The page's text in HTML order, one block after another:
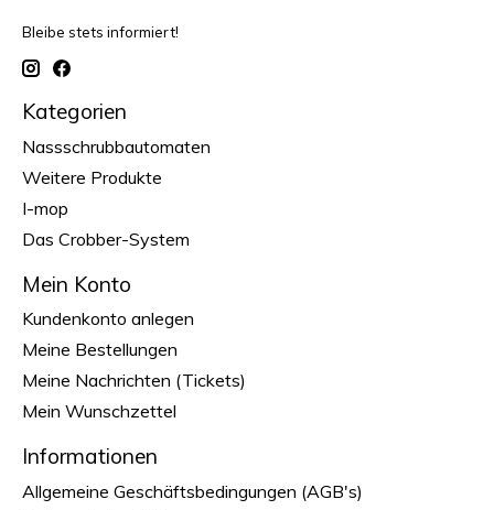
Bleibe stets informiert!
Kategorien
Nassschrubbautomaten
Weitere Produkte
I-mop
Das Crobber-System
Mein Konto
Kundenkonto anlegen
Meine Bestellungen
Meine Nachrichten (Tickets)
Mein Wunschzettel
Informationen
Allgemeine Geschäftsbedingungen (AGB's)